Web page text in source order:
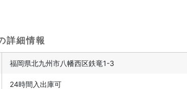
詳細情報
福岡県北九州市八幡西区鉄竜1-3
24時間入出庫可